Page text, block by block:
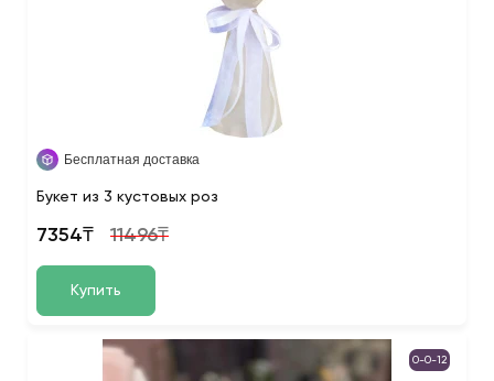
Бесплатная доставка
Букет из 3 кустовых роз
7354₸ 11496₸
Купить
0-0-12